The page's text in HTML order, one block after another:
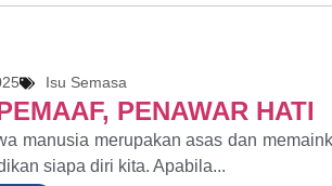
Isu Semasa
PENAWAR HATI
manusia merupakan asas dan
siapa diri kita. Apabila...